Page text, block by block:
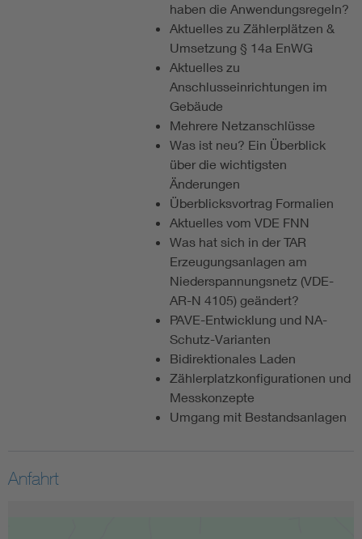
haben die Anwendungsregeln?
Aktuelles zu Zählerplätzen &
Umsetzung § 14a EnWG
Aktuelles zu
Anschlusseinrichtungen im
Gebäude
Mehrere Netzanschlüsse
Was ist neu? Ein Überblick
über die wichtigsten
Änderungen
Überblicksvortrag Formalien
Aktuelles vom VDE FNN
Was hat sich in der TAR
Erzeugungsanlagen am
Niederspannungsnetz (VDE-
AR-N 4105) geändert?
PAVE-Entwicklung und NA-
Schutz-Varianten
Bidirektionales Laden
Zählerplatzkonfigurationen und
Messkonzepte
Umgang mit Bestandsanlagen
Anfahrt